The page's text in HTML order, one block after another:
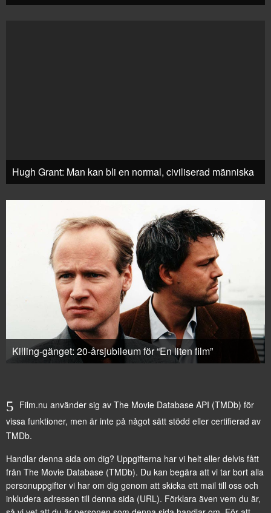
Hugh Grant: Man kan bli en normal, civiliserad människa
Killing-gänget: 20-årsjubileum för “En liten film”
Film.nu använder sig av The Movie Database API (TMDb) för
vissa funktioner, men är inte på något sätt stödd eller certifierad av
TMDb.
Handlar denna sida om dig? Uppgifterna har vi helt eller delvis fått
från The Movie Database (TMDb). Du kan begära att vi tar bort alla
personuppgifter vi har om dig genom att skicka ett mail till oss och
inkludera adressen till denna sida (URL). Förklara även vem du är,